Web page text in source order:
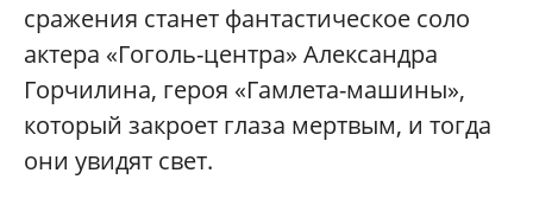
сражения станет фантастическое соло
актера «Гоголь-центра» Александра
Горчилина, героя «Гамлета-машины»,
который закроет глаза мертвым, и тогда
они увидят свет.